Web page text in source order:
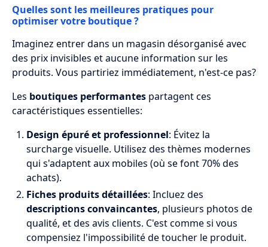
Quelles sont les meilleures pratiques pour
optimiser votre boutique ?
Imaginez entrer dans un magasin désorganisé avec
des prix invisibles et aucune information sur les
produits. Vous partiriez immédiatement, n'est-ce pas?
Les boutiques performantes partagent ces
caractéristiques essentielles:
Design épuré et professionnel: Évitez la
surcharge visuelle. Utilisez des thèmes modernes
qui s'adaptent aux mobiles (où se font 70% des
achats).
Fiches produits détaillées: Incluez des
descriptions convaincantes, plusieurs photos de
qualité, et des avis clients. C'est comme si vous
compensiez l'impossibilité de toucher le produit.